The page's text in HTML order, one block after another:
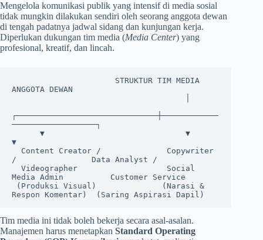
Mengelola komunikasi publik yang intensif di media sosial
tidak mungkin dilakukan sendiri oleh seorang anggota dewan
di tengah padatnya jadwal sidang dan kunjungan kerja.
Diperlukan dukungan tim media (Media Center) yang
profesional, kreatif, dan lincah.
ANGGOTA DEWAN
┌──────────────────────────────┼────────────
──────────────────┐
▼
/                Data Analyst /
Media Admin          Customer Service
Tim media ini tidak boleh bekerja secara asal-asalan.
Manajemen harus menetapkan Standard Operating